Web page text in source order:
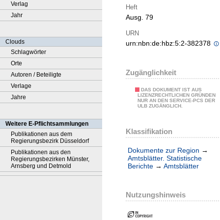
Verlag
Jahr
Clouds
Schlagwörter
Orte
Autoren / Beteiligte
Verlage
Jahre
Weitere E-Pflichtsammlungen
Publikationen aus dem
Regierungsbezirk Düsseldorf
Publikationen aus den
Regierungsbezirken Münster,
Arnsberg und Detmold
Heft
Ausg. 79
URN
urn:nbn:de:hbz:5:2-382378
Zugänglichkeit
DAS DOKUMENT IST AUS
LIZENZRECHTLICHEN GRÜNDEN
NUR AN DEN SERVICE-PCS DER
ULB ZUGÄNGLICH.
Klassifikation
Dokumente zur Region →
Amtsblätter. Statistische
Berichte → Amtsblätter
Nutzungshinweis